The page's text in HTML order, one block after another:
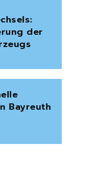
der
Bayreuth